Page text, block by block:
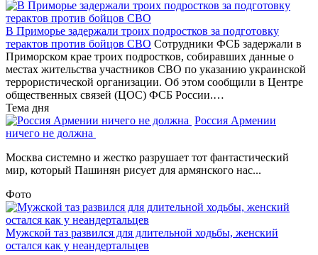
В Приморье задержали троих подростков за подготовку
терактов против бойцов СВО Сотрудники ФСБ задержали в
Приморском крае троих подростков, собиравших данные о
местах жительства участников СВО по указанию украинской
террористической организации. Об этом сообщили в Центре
общественных связей (ЦОС) ФСБ России.…
Тема дня
Россия Армении
ничего не должна
Москва системно и жестко разрушает тот фантастический
мир, который Пашинян рисует для армянского нас...
Фото
Мужской таз развился для длительной ходьбы, женский
остался как у неандертальцев